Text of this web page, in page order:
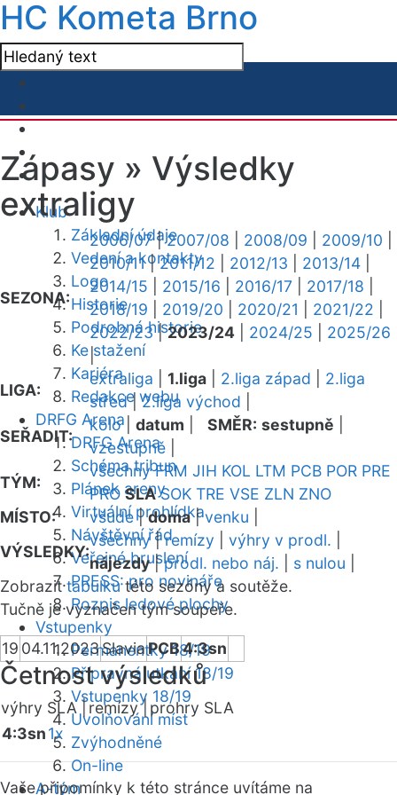
HC Kometa Brno
Klub
Základní údaje
Vedení a kontakty
Logo
Historie
Podrobná historie
Ke stažení
Kariéra
Redakce webu
DRFG Arena
DRFG Arena
Schéma tribun
Plánek areny
Virtuální prohlídka
Návštěvní řád
Veřejné bruslení
PRESS: pro novináře
Rozpis ledové plochy
Vstupenky
Permanentky 18/19
Přípravná utkání 18/19
Vstupenky 18/19
Uvolňování míst
Zvýhodněné
On-line
A-tým
Zápasy » Výsledky
extraligy
SEZONA:
2006/07|2007/08 2008/09 2009/10
2010/11|2011/12 2012/13 2013/14
2014/15
2015/16 2016/17 2017/18
2018/19
2019/20 2020/21 2021/22
2022/23|2023/24 2024/25
2025/26
|
LIGA:
extraliga 1.liga 2.liga západ
2.liga
střed|2.liga východ
SEŘADIT:
kolo| datum SMĚR: sestupně
vzestupně
TÝM:
všechny FRM JIH KOL LTM PCB POR PRE
PRO SLA SOK TRE VSE ZLN ZNO
MÍSTO:
všude|doma|venku
VÝSLEDKY:
všechny|remízy výhry v prodl.
nájezdy|prodl. nebo náj. s nulou
Zobrazittabulkutéto sezóny a soutěže.
Tučně je vyznačen tým soupeře.
19 04.11.2023SlaviaPCB4:3sn
Četnost výsledků
výhry SLA |remízy | prohry SLA
4:3sn1x
Vaše připomínky k této stránce uvítáme na